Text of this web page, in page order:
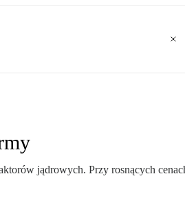
jądrowych. Przy rosnących